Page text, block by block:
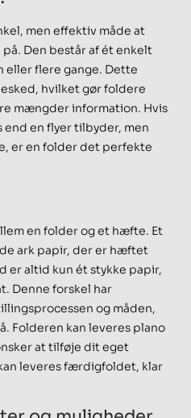
men effektiv måde at
Den består af ét enkelt
eller flere gange. Dette
hvilket gør foldere
mængder information. Hvis
en flyer tilbyder, men
er en folder det perfekte
en folder og et hæfte. Et
ark papir, der er hæftet
er altid kun ét stykke papir,
Denne forskel har
og måden,
Folderen kan leveres plano
at tilføje dit eget
leveres færdigfoldet, klar